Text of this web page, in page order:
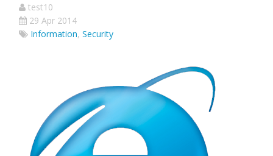
test10
29 Apr 2014
Information, Security